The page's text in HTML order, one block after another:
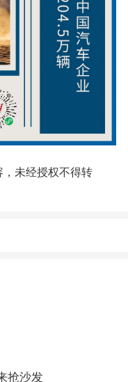
未经授权不得转
抢沙发